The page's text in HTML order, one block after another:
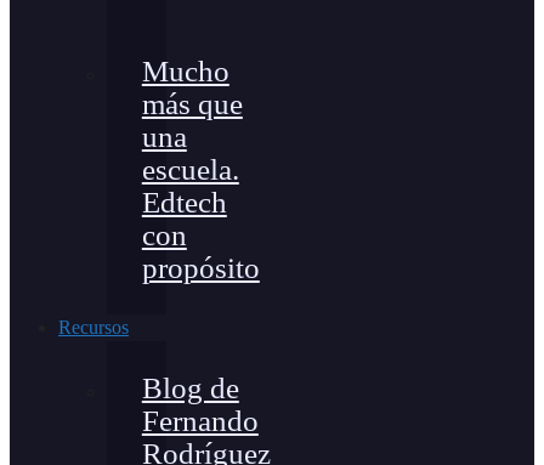
Mucho
más que
una
escuela.
Edtech
con
propósito
Recursos
Blog de
Fernando
Rodríguez